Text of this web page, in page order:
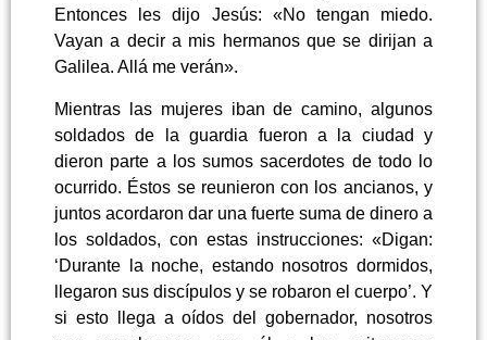
Entonces les dijo Jesús: «No tengan miedo.
Vayan a decir a mis hermanos que se dirijan a
Galilea. Allá me verán».
Mientras las mujeres iban de camino, algunos
soldados de la guardia fueron a la ciudad y
dieron parte a los sumos sacerdotes de todo lo
ocurrido. Éstos se reunieron con los ancianos, y
juntos acordaron dar una fuerte suma de dinero a
los soldados, con estas instrucciones: «Digan:
‘Durante la noche, estando nosotros dormidos,
llegaron sus discípulos y se robaron el cuerpo’. Y
si esto llega a oídos del gobernador, nosotros